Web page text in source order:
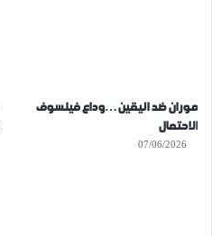
موران ضد اليقين…وداع فيلسوف
الاحتمال
07/06/2026